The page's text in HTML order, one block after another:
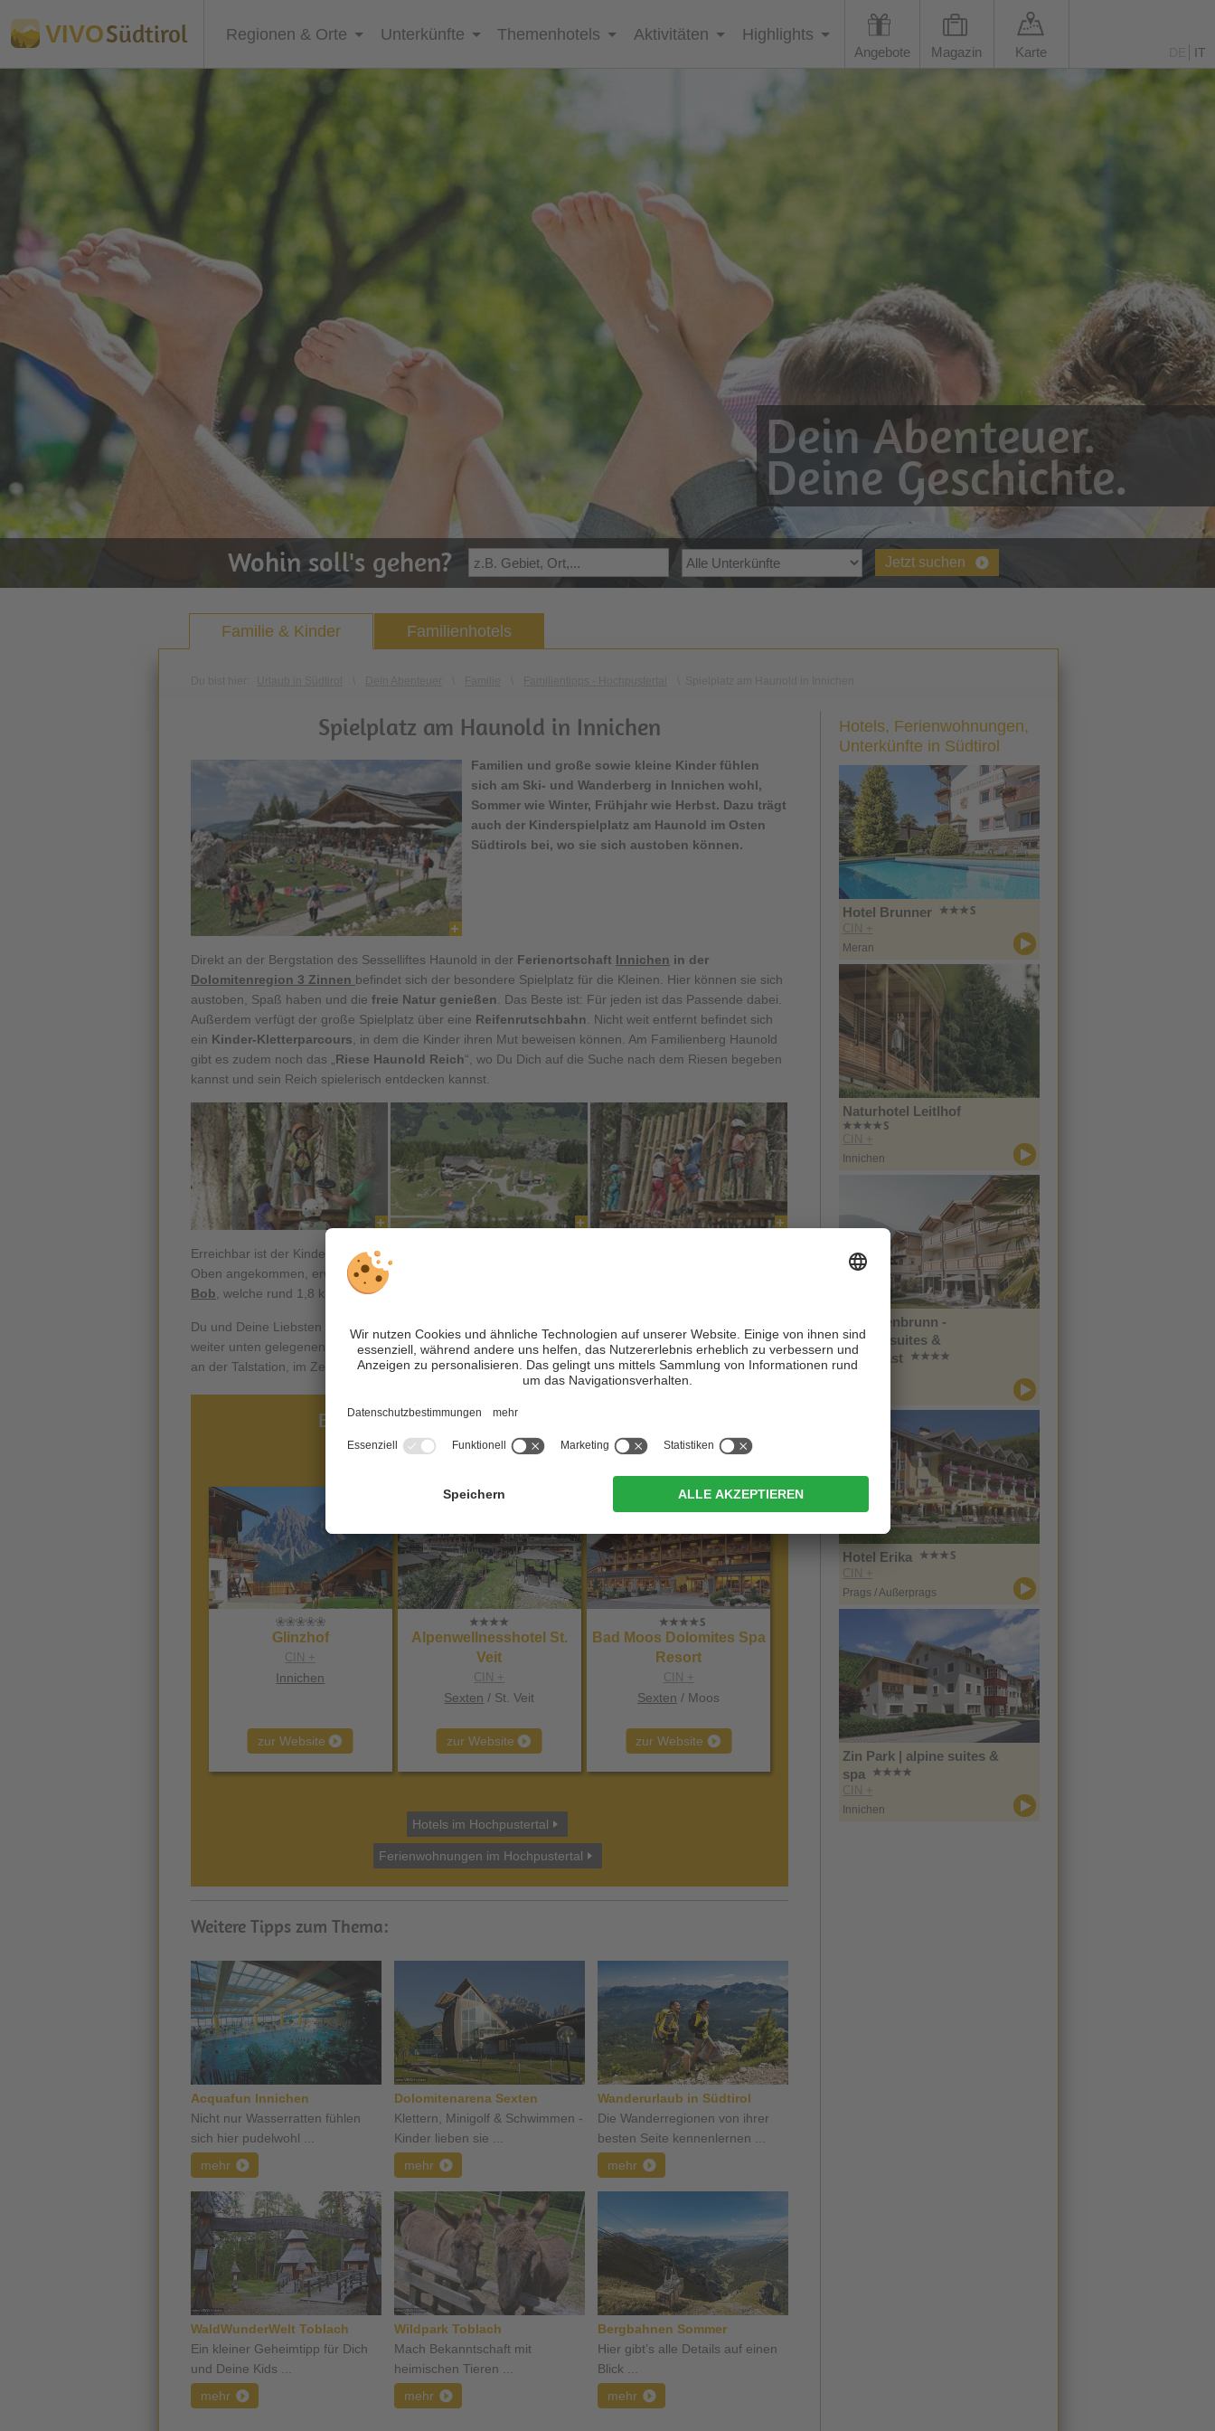
VIVOSüdtirol Regionen & Orte Unterkünfte Themenhotels Aktivitäten Highlights
Angebote Magazin Karte IT
Dein Abenteuer.
Deine Geschichte.
Wohin soll's gehen? Jetzt suchen
Familie & Kinder Familienhotels
Spielplatz am Haunold in Innichen
Familien und große sowie kleine Kinder fühlen
sich am Ski- und Wanderberg in Innichen wohl,
Sommer wie Winter, Frühjahr wie Herbst. Dazu trägt
auch der Kinderspielplatz am Haunold im Osten
Südtirols bei, wo sie sich austoben können.
Direkt an der Bergstation des Sesselliftes Haunold in der Ferienortschaft Innichen in der
Dolomitenregion 3 Zinnen befindet sich der besondere Spielplatz für die Kleinen. Hier können sie sich
austoben, Spaß haben und die freie Natur genießen . Das Beste ist: Für jeden ist das Passende dabei.
Außerdem verfügt der große Spielplatz über eine Reifenrutschbahn . Nicht weit entfernt befindet sich
ein Kinder-Kletterparcours , in dem die Kinder ihren Mut beweisen können. Am Familienberg Haunold
gibt es zudem noch das „ Riese Haunold Reich“, wo Du Dich auf die Suche nach dem Riesen begeben
kannst und sein Reich spielerisch entdecken kannst.
Erreichbar ist der Kinderspielplatz
Oben angekommen, erwartet Dich zudem eine weitere Familienattraktion: die
Bob , welche rund 1,8 km auf einer Schiene nach unten führt. Dabei leuchten nicht nur Kinderaugen.
Du und Deine Liebsten können sich in der Riese Haunold Hütte an der Bergstation oder in der etwas
weiter unten gelegenen Jora Hütte stärken. Ansonsten warten noch zahlreiche Restaurants und Cafés
an der Talstation, im Zentrum von Innichen, Ihren Gaumen zu verwöhnen.
Eine Auswahl der schönsten Unterkünfte
im Hochpustertal bei den Drei Zinnen
Glinzhof
CIN +
Innichen
zur Website
Alpenwellnesshotel St.
Veit
CIN +
Sexten / St. Veit
zur Website
Bad Moos Dolomites Spa
Resort
CIN +
Sexten / Moos
zur Website
Hotels im Hochpustertal
Ferienwohnungen im Hochpustertal
Weitere Tipps zum Thema:
Acquafun Innichen
Nicht nur Wasserratten fühlen
sich hier pudelwohl ...
mehr
Dolomitenarena Sexten
Klettern, Minigolf & Schwimmen -
Kinder lieben sie ...
mehr
Wanderurlaub in Südtirol
Die Wanderregionen von ihrer
besten Seite kennenlernen ...
mehr
WaldWunderWelt Toblach
Ein kleiner Geheimtipp für Dich
und Deine Kids ...
mehr
Wildpark Toblach
Mach Bekanntschaft mit
heimischen Tieren ...
mehr
Bergbahnen Sommer
Hier gibt’s alle Details auf einen
Blick ...
mehr
Hotels, Ferienwohnungen,
Unterkünfte in Südtirol
Hotel Brunner
CIN +
Meran
Naturhotel Leitlhof
CIN +
Innichen
Im Tiefenbrunn -
Gardensuites &
Breakfast
Hotel Erika
CIN +
Prags / Außerprags
Zin Park | alpine suites &
spa
CIN +
Innichen